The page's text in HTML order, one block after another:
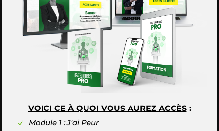
VOICI CE À QUOI VOUS AUREZ ACCÈS:
Module 1: J'ai Peur